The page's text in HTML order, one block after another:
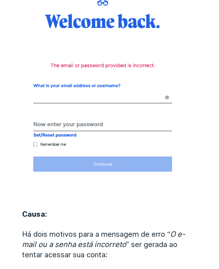
Causa:
Há dois motivos para a mensagem de erro “O e-
mail ou a senha está incorreto” ser gerada ao
tentar acessar sua conta: